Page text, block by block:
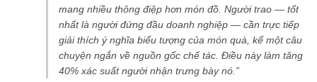
mang nhiều thông điệp hơn món đồ. Người trao — tốt
nhất là người đứng đầu doanh nghiệp — cần trực tiếp
giải thích ý nghĩa biểu tượng của món quà, kể một câu
chuyện ngắn về nguồn gốc chế tác. Điều này làm tăng
40% xác suất người nhận trưng bày nó.”